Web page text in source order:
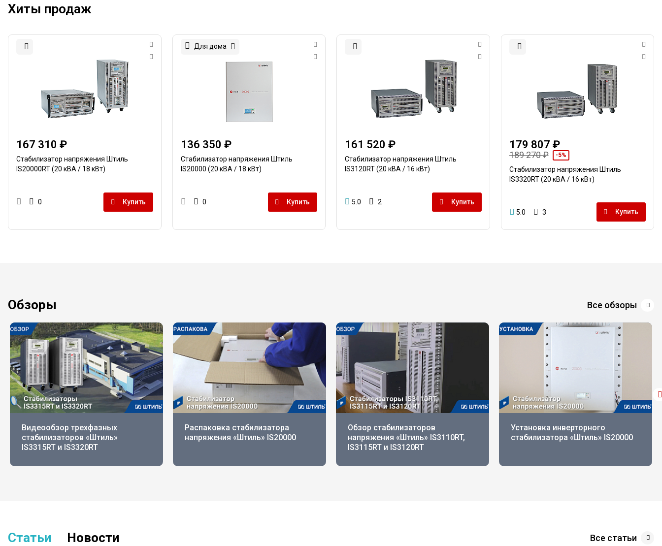
Хиты продаж
167 310 ₽
Стабилизатор напряжения Штиль
IS20000RT (20 кВА / 18 кВт)
0 Купить
Для дома
136 350 ₽
Стабилизатор напряжения Штиль
IS20000 (20 кВА / 18 кВт)
0 Купить
161 520 ₽
Стабилизатор напряжения Штиль
IS3120RT (20 кВА / 16 кВт)
5.0 2 Купить
179 807 ₽
189 270 ₽ -5%
Стабилизатор напряжения Штиль
IS3320RT (20 кВА / 16 кВт)
5.0 3 Купить
Обзоры Все обзоры
Видеообзор трехфазных
стабилизаторов «Штиль»
IS3315RT и IS3320RT
Распаковка стабилизатора
напряжения «Штиль» IS20000
Обзор стабилизаторов
напряжения «Штиль» IS3110RT,
IS3115RT и IS3120RT
Установка инверторного
стабилизатора «Штиль» IS20000
Статьи Новости Все статьи